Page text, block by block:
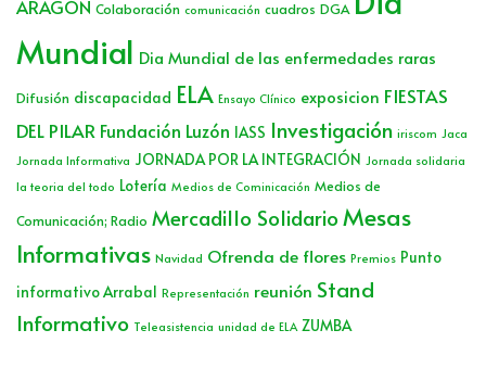
ARAGÓN Colaboración comunicación cuadros DGA
Mundial Dia Mundial de las enfermedades raras
Difusión discapacidad ELA Ensayo Clínico exposicion FIESTAS
DEL PILAR Fundación Luzón IASS Investigación iriscom Jaca
Jornada Informativa JORNADA POR LA INTEGRACIÓN Jornada solidaria
la teoria del todo Lotería Medios de Cominicación Medios de
Comunicación; Radio Mercadillo SolidarioMesas
Informativas Navidad Ofrenda de flores Premios Punto
informativo Arrabal Representación reunión Stand
Informativo Teleasistencia unidad de ELA ZUMBA